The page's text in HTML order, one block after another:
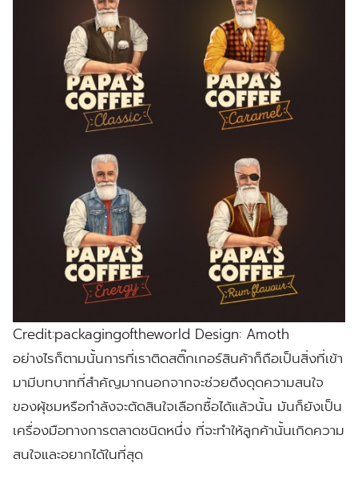
Credit:packagingoftheworld Design: Amoth
อย่างไรก็ตามนั้นการที่เราติดสติ๊กเกอร์สินค้าก็ถือเป็นสิ่งที่เข้า
มามีบทบาทที่สำคัญมากนอกจากจะช่วยดึงดุดความสนใจ
ของผุ้ชมหรือกำลังจะตัดสินใจเลือกซื้อได้แล้วนั้น มันก็ยังเป็น
เครื่องมือทางการตลาดชนิดหนึ่ง ที่จะทำให้ลูกค้านั้นเกิดความ
สนใจและอยากได้ในที่สุด